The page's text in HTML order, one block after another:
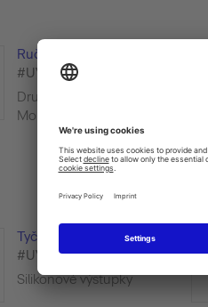
Ruční sprcha 3jet Click!
#UV0650017
Druh proudu: Rain, Pulse,
Mono, Změna proudu vo...
Tyčová sprcha 1jet
#UV0640002
Silikonové výstupky